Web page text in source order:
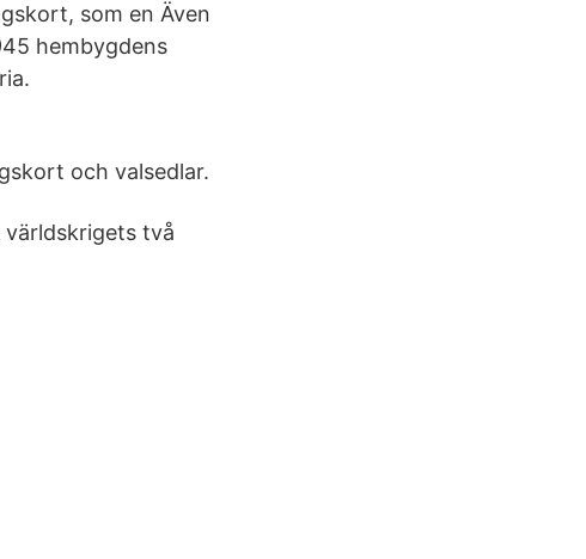
som en Även
hembygdens
och valsedlar.
två